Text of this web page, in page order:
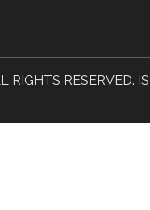
RESERVED.